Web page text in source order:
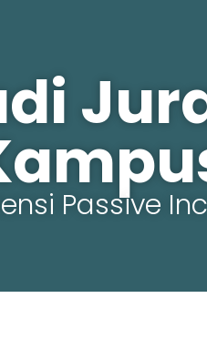
Passive